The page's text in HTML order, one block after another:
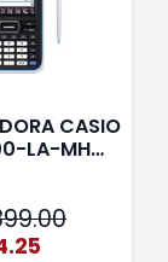
CASIO
LA-MH